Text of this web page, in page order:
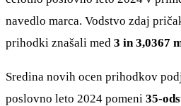
navedlo marca. Vodstvo zdaj
prihodki znašali med 3 in 3,0367
Sredina novih ocen prihodkov
poslovno leto 2024 pomeni 35-